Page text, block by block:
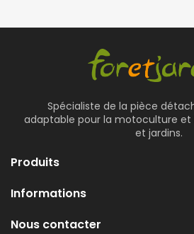
Spécialiste de la pièce
adaptable pour la motoculture et
et jardins.
Produits
Informations
Nous contacter